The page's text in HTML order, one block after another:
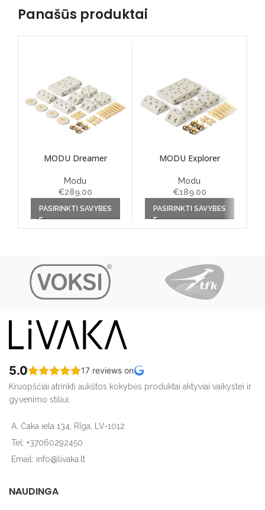
Panašūs produktai
MODU Dreamer
Modu
€289.00
PASIRINKTI SAVYBES
MODU Explorer
Modu
€189.00
PASIRINKTI SAVYBES
5.0 17 reviews on
Kruopščiai atrinkti aukštos kokybės produktai aktyviai vaikystei ir
gyvenimo stiliui.
A. Čaka iela 134, Rīga, LV-1012
Tel: +37060292450
Email: info@livaka.lt
NAUDINGA